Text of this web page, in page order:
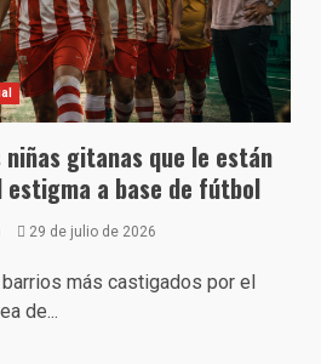
niñas gitanas que le están
a base de fútbol
29 de julio de 2026
barrios más castigados por el
de...